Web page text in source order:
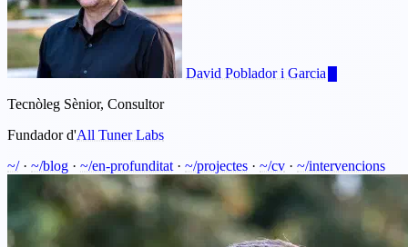
David Poblador i Garcia
Tecnòleg Sènior, Consultor
Fundador d'All Tuner Labs
~/ · ~/blog · ~/en-profunditat · ~/projectes · ~/cv · ~/intervencions